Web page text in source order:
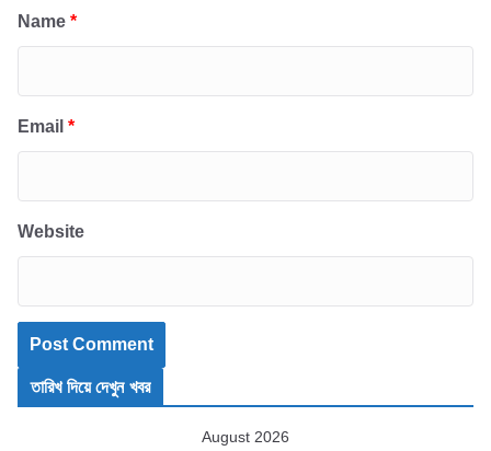
Name *
Email *
Website
তারিখ দিয়ে দেখুন খবর
August 2026